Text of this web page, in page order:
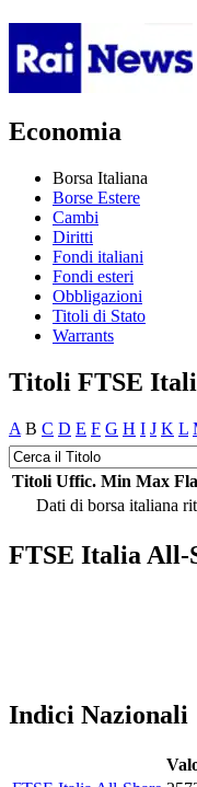
Economia
Borsa Italiana
Borse Estere
Cambi
Diritti
Fondi italiani
Fondi esteri
Obbligazioni
Titoli di Stato
Warrants
Titoli FTSE
A B C D E F G H I J K L
Titoli Uffic. Min Max
Dati di borsa italiana
FTSE Italia All-
Indici Nazionali